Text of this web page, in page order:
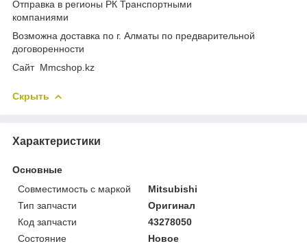
Отправка в регионы РК Транспортными
компаниями
Возможна доставка по г. Алматы по предварительной
договоренности
Cайт Mmcshop.kz
Скрыть
Характеристики
Основные
Совместимость с маркой
Mitsubishi
Тип запчасти
Оригинал
Код запчасти
43278050
Состояние
Новое